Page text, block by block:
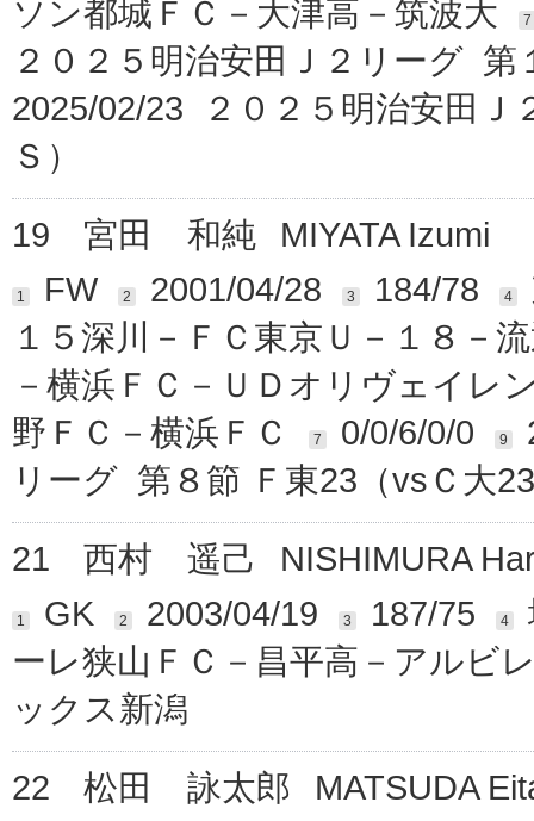
ソン都城ＦＣ－大津高－筑波大
7
２０２５明治安田Ｊ２リーグ
2025/02/23 ２０２５明治安田
Ｓ）
19
宮田 和純 MIYATA Izumi
1 FW 2 2001/04/28 3 184/78 4
１５深川－ＦＣ東京Ｕ－１８－
－横浜ＦＣ－ＵＤオリヴェイレ
野ＦＣ－横浜ＦＣ
7 0/0/6/0/0 9
リーグ 第８節 Ｆ東23（vsＣ大
21
西村 遥己 NISHIMURA
1 GK 2 2003/04/19 3 187/75 4
ーレ狭山ＦＣ－昌平高－アルビ
ックス新潟
22
松田 詠太郎 MATSUDA